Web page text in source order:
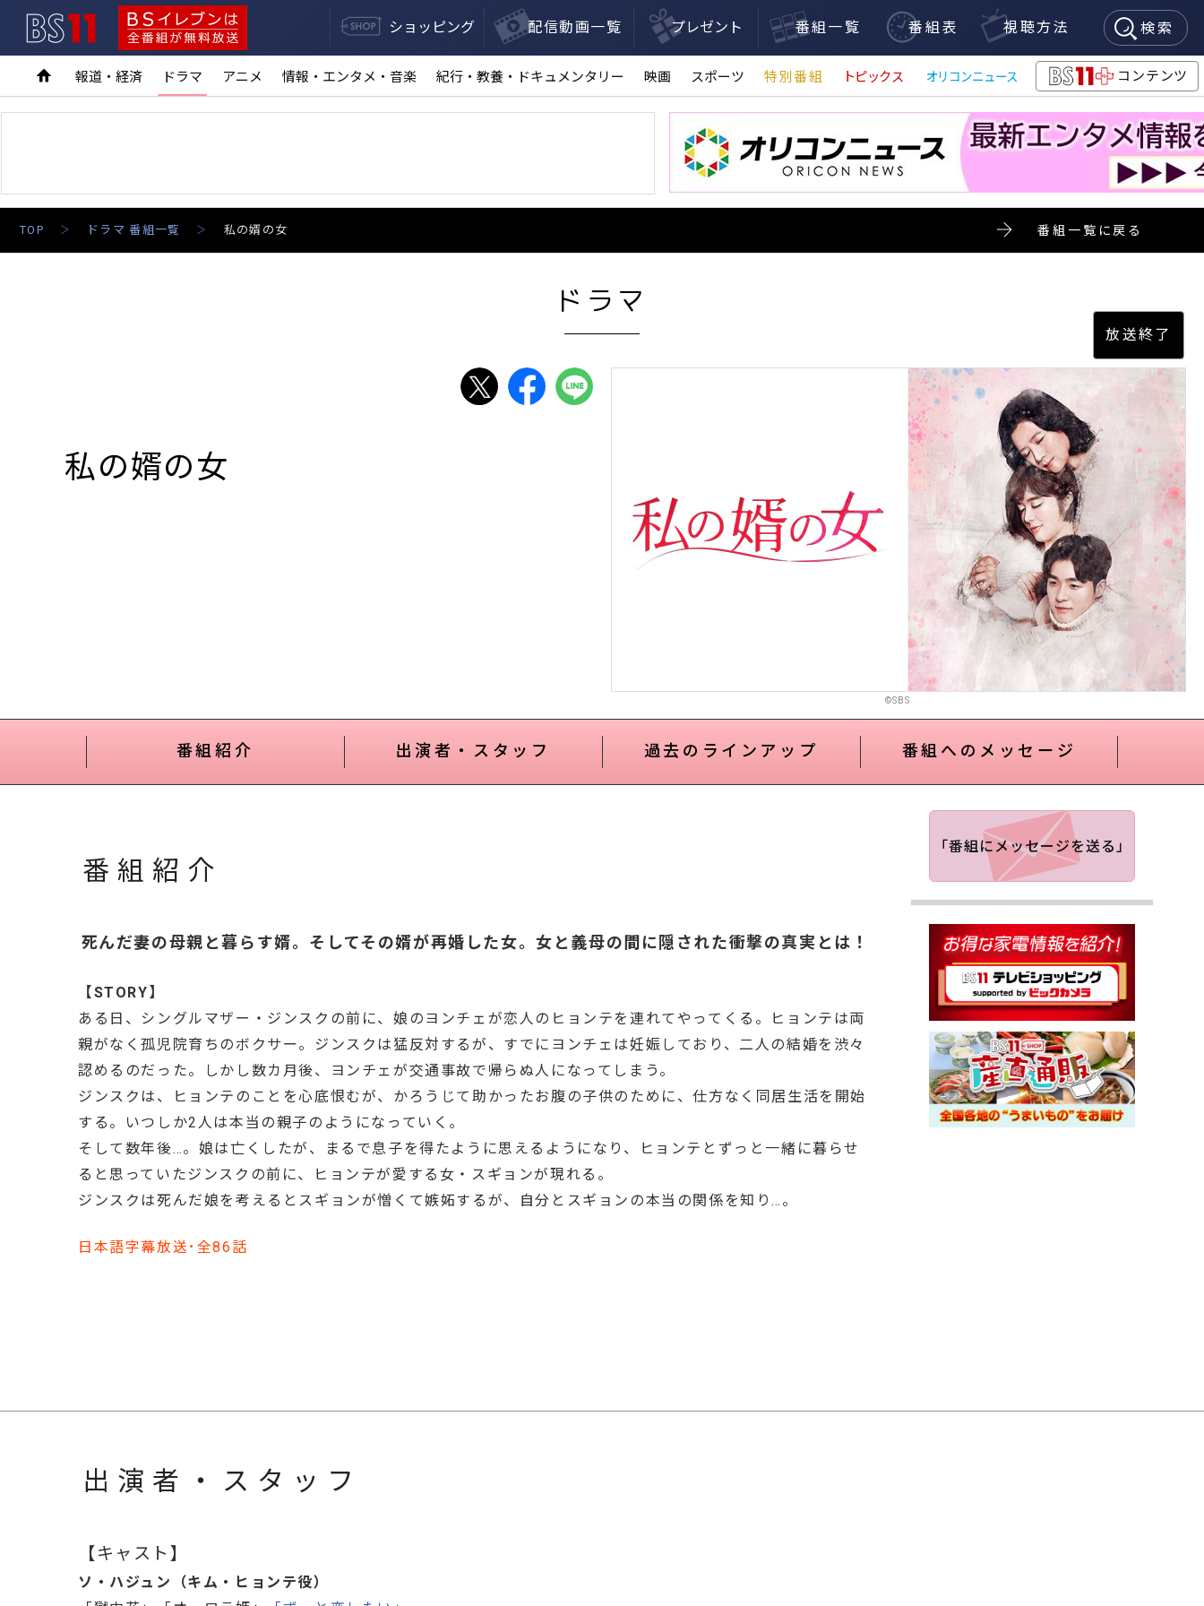
BSイレブンは全番組が無料放送
ショッピング 配信動画一覧 プレゼント 番組一覧 番組表 視聴方法 検索
報道・経済 ドラマ アニメ 情報・エンタメ・音楽 紀行・教養・ドキュメンタリー 映画 スポーツ 特別番組 トピックス
オリコンニュース
BS11+
コンテンツ
TOP ドラマ 番組一覧 私の婿の女 番組一覧に戻る
ドラマ
©SBS
私の婿の女
番組紹介 出演者・スタッフ 過去のラインアップ 番組へのメッセージ
「番組にメッセージを送る」
番組紹介
死んだ妻の母親と暮らす婿。そしてその婿が再婚した女。女と義母の間に隠された衝撃の真実とは！
【STORY】
ある日、シングルマザー・ジンスクの前に、娘のヨンチェが恋人のヒョンテを連れてやってくる。ヒョンテは両
親がなく孤児院育ちのボクサー。ジンスクは猛反対するが、すでにヨンチェは妊娠しており、二人の結婚を渋々
認めるのだった。しかし数カ月後、ヨンチェが交通事故で帰らぬ人になってしまう。
ジンスクは、ヒョンテのことを心底恨むが、かろうじて助かったお腹の子供のために、仕方なく同居生活を開始
する。いつしか2人は本当の親子のようになっていく。
そして数年後…。娘は亡くしたが、まるで息子を得たように思えるようになり、ヒョンテとずっと一緒に暮らせ
ると思っていたジンスクの前に、ヒョンテが愛する女・スギョンが現れる。
ジンスクは死んだ娘を考えるとスギョンが憎くて嫉妬するが、自分とスギョンの本当の関係を知り…。
日本語字幕放送･全86話
出演者・スタッフ
【キャスト】
ソ・ハジュン（キム・ヒョンテ役）